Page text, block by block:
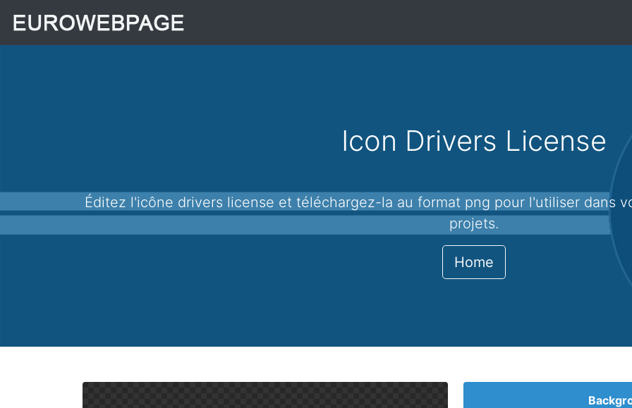
Icon Drivers License
Éditez l'icône drivers license et téléchargez-la au format png pour l'utiliser dans vos applications, sites Web et autres
projets.
Home